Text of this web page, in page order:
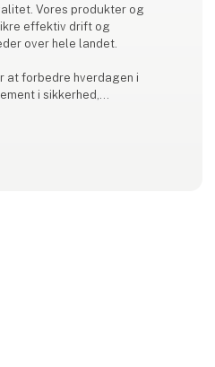
Vores produkter og
effektiv drift og
over hele landet.
at forbedre hverdagen i
i sikkerhed,
i verdensklasse har